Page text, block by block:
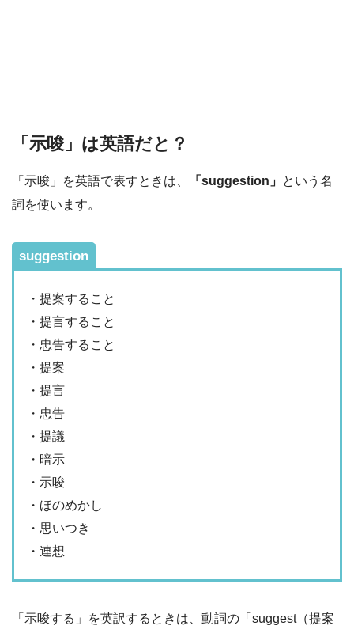
「示唆」は英語だと？
「示唆」を英語で表すときは、 「suggestion」 という名
詞を使います。
suggestion
・提案すること
・提言すること
・忠告すること
・提案
・提言
・忠告
・提議
・暗示
・示唆
・ほのめかし
・思いつき
・連想
「示唆する」を英訳するときは、動詞の「suggest（提案